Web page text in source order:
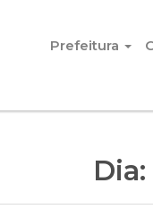
Prefeitura
Dia: